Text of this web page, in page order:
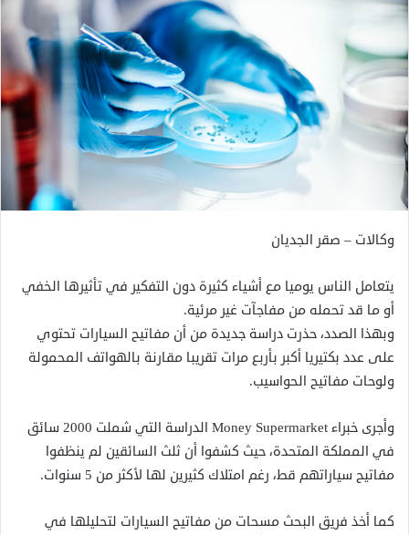
وكالات – صقر الجديان
يتعامل الناس يوميا مع أشياء كثيرة دون التفكير في تأثيرها الخفي
أو ما قد تحمله من مفاجآت غير مرئية.
وبهذا الصدد، حذرت دراسة جديدة من أن مفاتيح السيارات تحتوي
على عدد بكتيريا أكبر بأربع مرات تقريبا مقارنة بالهواتف المحمولة
ولوحات مفاتيح الحواسيب.
وأجرى خبراء Money Supermarket الدراسة التي شملت 2000 سائق
في المملكة المتحدة، حيث كشفوا أن ثلث السائقين لم ينظفوا
مفاتيح سياراتهم قط، رغم امتلاك كثيرين لها لأكثر من 5 سنوات.
كما أخذ فريق البحث مسحات من مفاتيح السيارات لتحليلها في